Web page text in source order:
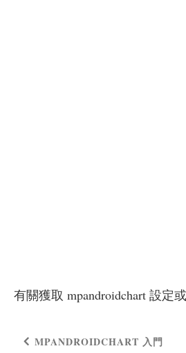
有關獲取 mpandroidchart 設定
MPANDROIDCHART 入門